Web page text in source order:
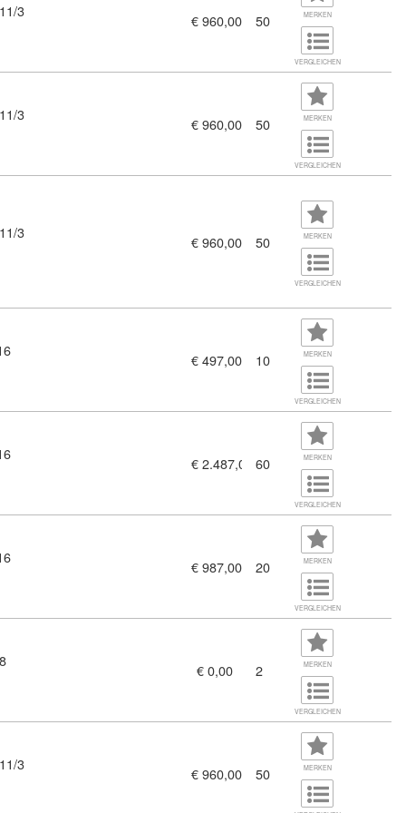
– Aufnahmeprüfung - Vorbereitungskurs
3
€ 960,00 50 MERKEN
VERGLEICHEN
2026 - Präsenzkurse (10805638)
3
€ 960,00 50 MERKEN
VERGLEICHEN
ÖBB, MAGISTRAT, ZOLL, WIENER LINIEN -
3
€ 960,00 50 MERKEN
VERGLEICHEN
€ 497,00 10 MERKEN
VERGLEICHEN
(8102322) € 2.487,00 60 MERKEN
VERGLEICHEN
(11334243) € 987,00 20 MERKEN
VERGLEICHEN
persönliche Vorhaben entwickeln und
€ 0,00 2 MERKEN
VERGLEICHEN
– Aufnahmeprüfung - Vorbereitungskurs
3
€ 960,00 50 MERKEN